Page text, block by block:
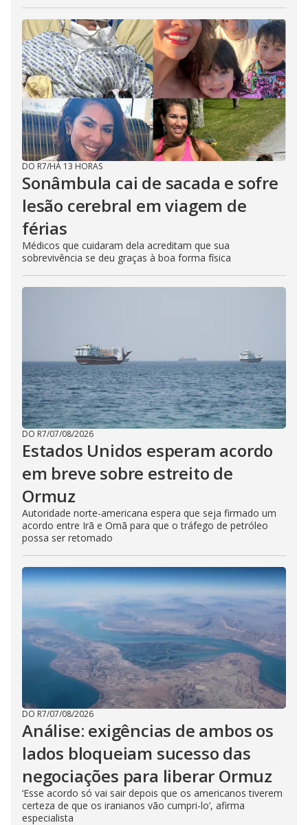
DO R7/HÁ 13 HORAS
Sonâmbula cai de sacada e sofre
lesão cerebral em viagem de
férias
Médicos que cuidaram dela acreditam que sua
sobrevivência se deu graças à boa forma física
DO R7/07/08/2026
Estados Unidos esperam acordo
em breve sobre estreito de
Ormuz
Autoridade norte-americana espera que seja firmado um
acordo entre Irã e Omã para que o tráfego de petróleo
possa ser retomado
DO R7/07/08/2026
Análise: exigências de ambos os
lados bloqueiam sucesso das
negociações para liberar Ormuz
‘Esse acordo só vai sair depois que os americanos tiverem
certeza de que os iranianos vão cumpri-lo’, afirma
especialista